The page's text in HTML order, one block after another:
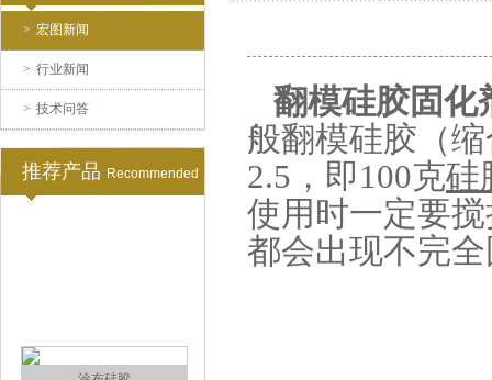
> 宏图新闻
> 行业新闻
> 技术问答
推荐产品 Recommended
水泥地暖模块模具硅胶
翻模硅胶固化
般翻模硅胶（
2.5，即100克硅
使用时一定要
都会出现不完